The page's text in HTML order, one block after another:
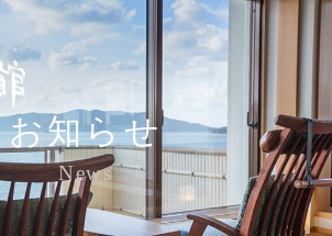
お知らせ
News
ご宿泊予約
Reservation
公式サイトが一番お得
最低価格保証